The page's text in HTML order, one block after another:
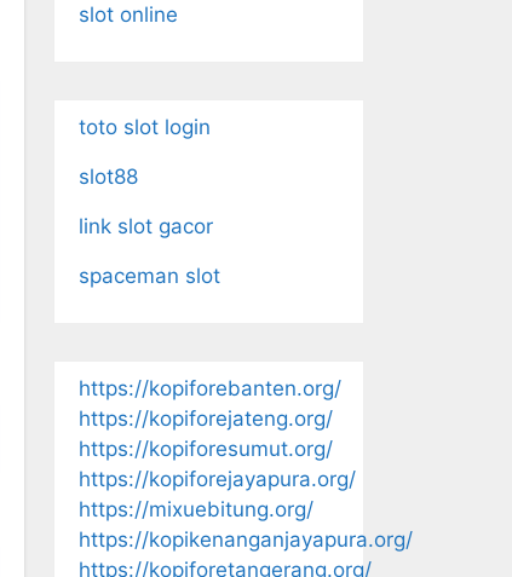
slot online
toto slot login
slot88
link slot gacor
spaceman slot
https://kopiforebanten.org/
https://kopiforejateng.org/
https://kopiforesumut.org/
https://kopiforejayapura.org/
https://mixuebitung.org/
https://kopikenanganjayapura.org/
https://kopiforetangerang.org/